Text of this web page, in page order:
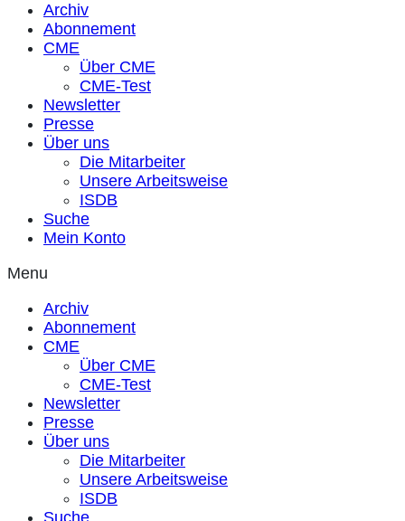
Archiv
Abonnement
CME
Über CME
CME-Test
Newsletter
Presse
Über uns
Die Mitarbeiter
Unsere Arbeitsweise
ISDB
Suche
Mein Konto
Menu
Archiv
Abonnement
CME
Über CME
CME-Test
Newsletter
Presse
Über uns
Die Mitarbeiter
Unsere Arbeitsweise
ISDB
Suche